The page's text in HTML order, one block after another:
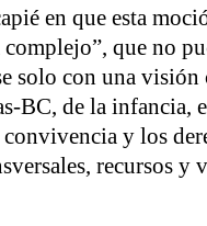
en que esta
que no
solo con una
BC, de la infancia,
y los
recursos y